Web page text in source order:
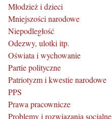
Młodzież i dzieci
Mniejszości narodowe
Niepodległość
Odezwy, ulotki itp.
Oświata i wychowanie
Partie polityczne
Patriotyzm i kwestie narodowe
PPS
Prawa pracownicze
Problemy i rozwiązania socjalne